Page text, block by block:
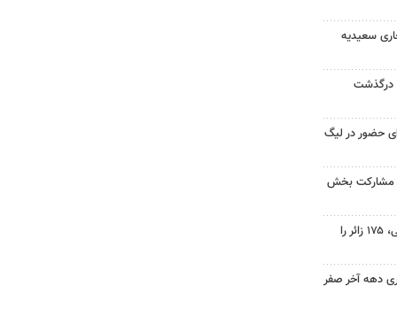
سعیدیه
درگذشت
حضور در لیگ
مشارکت بخش
۸۲۵ میلیون تومان کمک مردمی، ۱۷۵ زائر را
دهه آخر صفر